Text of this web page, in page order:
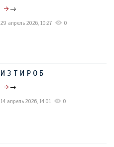
→
29 апрель 2026, 10:27 0
И З Т И Р О Б
→
14 апрель 2026, 14:01 0